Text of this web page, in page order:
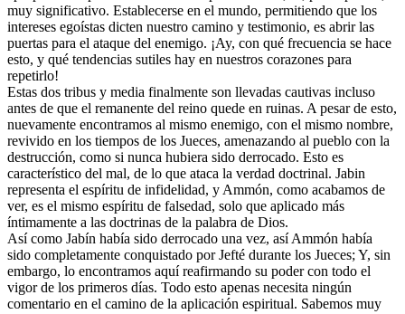
muy significativo. Establecerse en el mundo, permitiendo que los
intereses egoístas dicten nuestro camino y testimonio, es abrir las
puertas para el ataque del enemigo. ¡Ay, con qué frecuencia se hace
esto, y qué tendencias sutiles hay en nuestros corazones para
repetirlo!
Estas dos tribus y media finalmente son llevadas cautivas incluso
antes de que el remanente del reino quede en ruinas. A pesar de esto,
nuevamente encontramos al mismo enemigo, con el mismo nombre,
revivido en los tiempos de los Jueces, amenazando al pueblo con la
destrucción, como si nunca hubiera sido derrocado. Esto es
característico del mal, de lo que ataca la verdad doctrinal. Jabin
representa el espíritu de infidelidad, y Ammón, como acabamos de
ver, es el mismo espíritu de falsedad, solo que aplicado más
íntimamente a las doctrinas de la palabra de Dios.
Así como Jabín había sido derrocado una vez, así Ammón había
sido completamente conquistado por Jefté durante los Jueces; Y, sin
embargo, lo encontramos aquí reafirmando su poder con todo el
vigor de los primeros días. Todo esto apenas necesita ningún
comentario en el camino de la aplicación espiritual. Sabemos muy